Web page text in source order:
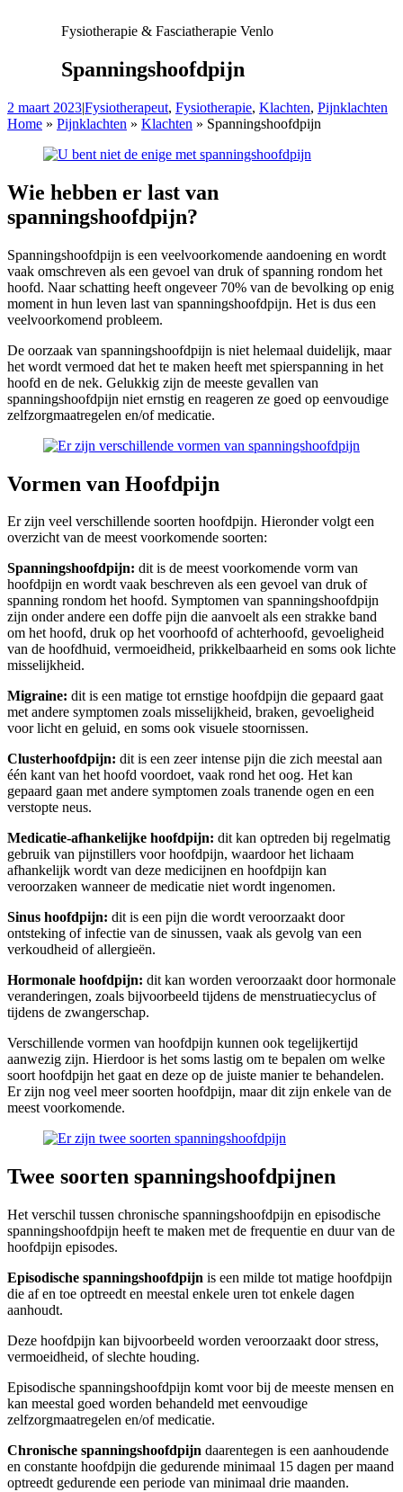
Fysiotherapie & Fasciatherapie Venlo
Spanningshoofdpijn
2 maart 2023|Fysiotherapeut, Fysiotherapie, Klachten, Pijnklachten
Home » Pijnklachten » Klachten » Spanningshoofdpijn
Wie hebben er last van
spanningshoofdpijn?
Spanningshoofdpijn is een veelvoorkomende aandoening en wordt
vaak omschreven als een gevoel van druk of spanning rondom het
hoofd. Naar schatting heeft ongeveer 70% van de bevolking op enig
moment in hun leven last van spanningshoofdpijn. Het is dus een
veelvoorkomend probleem.
De oorzaak van spanningshoofdpijn is niet helemaal duidelijk, maar
het wordt vermoed dat het te maken heeft met spierspanning in het
hoofd en de nek. Gelukkig zijn de meeste gevallen van
spanningshoofdpijn niet ernstig en reageren ze goed op eenvoudige
zelfzorgmaatregelen en/of medicatie.
Vormen van Hoofdpijn
Er zijn veel verschillende soorten hoofdpijn. Hieronder volgt een
overzicht van de meest voorkomende soorten:
Spanningshoofdpijn: dit is de meest voorkomende vorm van
hoofdpijn en wordt vaak beschreven als een gevoel van druk of
spanning rondom het hoofd. Symptomen van spanningshoofdpijn
zijn onder andere een doffe pijn die aanvoelt als een strakke band
om het hoofd, druk op het voorhoofd of achterhoofd, gevoeligheid
van de hoofdhuid, vermoeidheid, prikkelbaarheid en soms ook lichte
misselijkheid.
Migraine: dit is een matige tot ernstige hoofdpijn die gepaard gaat
met andere symptomen zoals misselijkheid, braken, gevoeligheid
voor licht en geluid, en soms ook visuele stoornissen.
Clusterhoofdpijn: dit is een zeer intense pijn die zich meestal aan
één kant van het hoofd voordoet, vaak rond het oog. Het kan
gepaard gaan met andere symptomen zoals tranende ogen en een
verstopte neus.
Medicatie-afhankelijke hoofdpijn: dit kan optreden bij regelmatig
gebruik van pijnstillers voor hoofdpijn, waardoor het lichaam
afhankelijk wordt van deze medicijnen en hoofdpijn kan
veroorzaken wanneer de medicatie niet wordt ingenomen.
Sinus hoofdpijn: dit is een pijn die wordt veroorzaakt door
ontsteking of infectie van de sinussen, vaak als gevolg van een
verkoudheid of allergieën.
Hormonale hoofdpijn: dit kan worden veroorzaakt door hormonale
veranderingen, zoals bijvoorbeeld tijdens de menstruatiecyclus of
tijdens de zwangerschap.
Verschillende vormen van hoofdpijn kunnen ook tegelijkertijd
aanwezig zijn. Hierdoor is het soms lastig om te bepalen om welke
soort hoofdpijn het gaat en deze op de juiste manier te behandelen.
Er zijn nog veel meer soorten hoofdpijn, maar dit zijn enkele van de
meest voorkomende.
Twee soorten spanningshoofdpijnen
Het verschil tussen chronische spanningshoofdpijn en episodische
spanningshoofdpijn heeft te maken met de frequentie en duur van de
hoofdpijn episodes.
Episodische spanningshoofdpijn is een milde tot matige hoofdpijn
die af en toe optreedt en meestal enkele uren tot enkele dagen
aanhoudt.
Deze hoofdpijn kan bijvoorbeeld worden veroorzaakt door stress,
vermoeidheid, of slechte houding.
Episodische spanningshoofdpijn komt voor bij de meeste mensen en
kan meestal goed worden behandeld met eenvoudige
zelfzorgmaatregelen en/of medicatie.
Chronische spanningshoofdpijn daarentegen is een aanhoudende
en constante hoofdpijn die gedurende minimaal 15 dagen per maand
optreedt gedurende een periode van minimaal drie maanden.